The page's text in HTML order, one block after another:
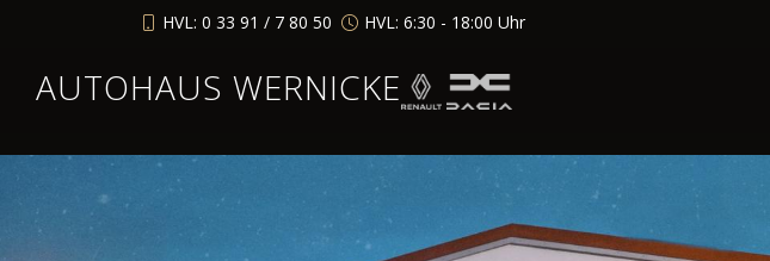
HVL: 0 33 91 / 7 80 50 HVL: 6:30 - 18:00 Uhr
AUTOHAUS WERNICKE